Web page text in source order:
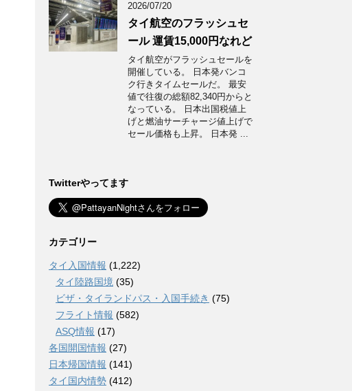
2026/07/20
タイ航空のフラッシュセ
ール 運賃15,000円なれど
タイ航空がフラッシュセールを
開催している。 日本発バンコ
ク行きタイムセールだ。 最安
値で往復の総額82,340円からと
なっている。 日本出国税値上
げと燃油サーチャージ値上げで
セール価格も上昇。 日本発 ...
Twitterやってます
カテゴリー
タイ入国情報 (1,222)
タイ陸路国境 (35)
ビザ・タイランドパス・入国手続き (75)
フライト情報 (582)
ASQ情報 (17)
各国開国情報 (27)
日本帰国情報 (141)
タイ国内情勢 (412)